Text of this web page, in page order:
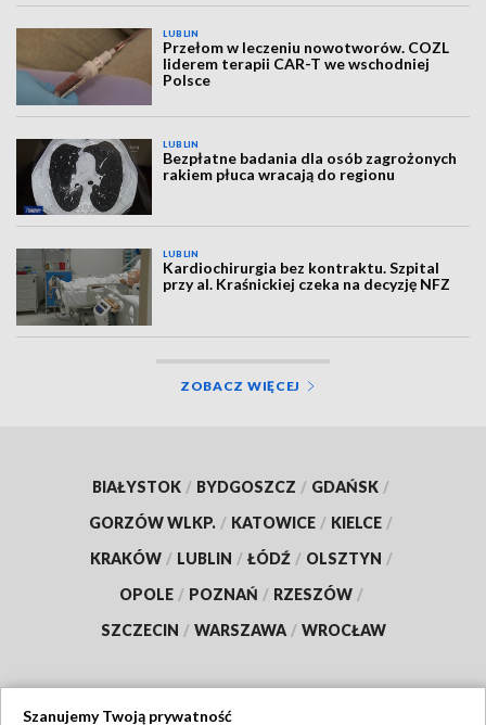
LUBLIN
Przełom w leczeniu nowotworów. COZL
liderem terapii CAR-T we wschodniej
Polsce
LUBLIN
Bezpłatne badania dla osób zagrożonych
rakiem płuca wracają do regionu
LUBLIN
Kardiochirurgia bez kontraktu. Szpital
przy al. Kraśnickiej czeka na decyzję NFZ
ZOBACZ WIĘCEJ
BIAŁYSTOK / BYDGOSZCZ / GDAŃSK /
GORZÓW WLKP. / KATOWICE / KIELCE /
KRAKÓW / LUBLIN / ŁÓDŹ / OLSZTYN /
OPOLE / POZNAŃ / RZESZÓW /
SZCZECIN / WARSZAWA / WROCŁAW
Szanujemy Twoją prywatność